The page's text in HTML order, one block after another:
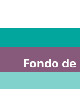
Fondo